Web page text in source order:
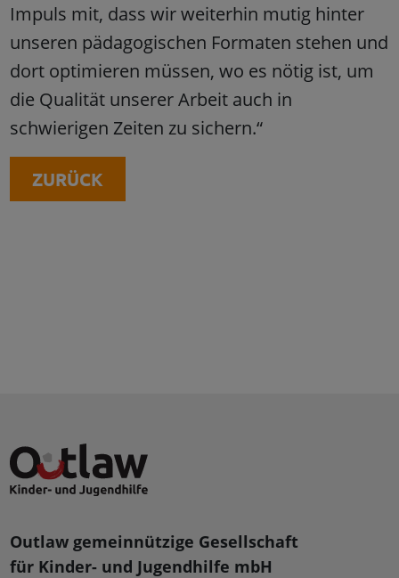
Impuls mit, dass wir weiterhin mutig hinter
unseren pädagogischen Formaten stehen und
dort optimieren müssen, wo es nötig ist, um
die Qualität unserer Arbeit auch in
schwierigen Zeiten zu sichern.“
ZURÜCK
Outlaw gemeinnützige Gesellschaft
für Kinder- und Jugendhilfe mbH